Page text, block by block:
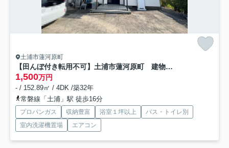
土浦市蓮河原町
【田んぼ付き転用不可】土浦市蓮河原町 建物二棟
1,500万円
- / 152.89㎡ / 4DK /築32年
常磐線「土浦」駅 徒歩16分
プロパンガス 収納豊富 浴室１坪以上
バス・トイレ別
室内洗濯機置場
エアコン